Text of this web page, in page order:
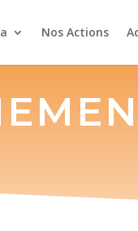
Nos Actions